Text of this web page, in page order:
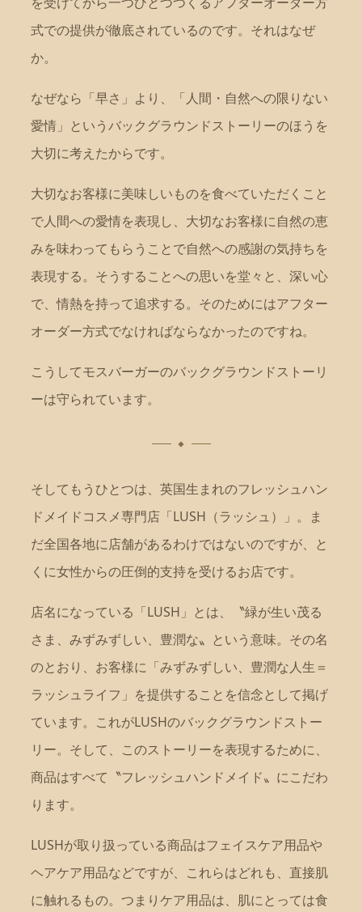
式での提供が徹底されているのです。それはなぜ
か。
なぜなら「早さ」より、「人間・自然への限りない
愛情」というバックグラウンドストーリーのほうを
大切に考えたからです。
大切なお客様に美味しいものを食べていただくこと
で人間への愛情を表現し、大切なお客様に自然の恵
みを味わってもらうことで自然への感謝の気持ちを
表現する。そうすることへの思いを堂々と、深い心
で、情熱を持って追求する。そのためにはアフター
オーダー方式でなければならなかったのですね。
こうしてモスバーガーのバックグラウンドストーリ
ーは守られています。
そしてもうひとつは、英国生まれのフレッシュハン
ドメイドコスメ専門店「LUSH（ラッシュ）」。ま
だ全国各地に店舗があるわけではないのですが、と
くに女性からの圧倒的支持を受けるお店です。
店名になっている「LUSH」とは、〝緑が生い茂る
さま、みずみずしい、豊潤な〟という意味。その名
のとおり、お客様に「みずみずしい、豊潤な人生＝
ラッシュライフ」を提供することを信念として掲げ
ています。これがLUSHのバックグラウンドストー
リー。そして、このストーリーを表現するために、
商品はすべて〝フレッシュハンドメイド〟にこだわ
ります。
LUSHが取り扱っている商品はフェイスケア用品や
ヘアケア用品などですが、これらはどれも、直接肌
に触れるもの。つまりケア用品は、肌にとっては食